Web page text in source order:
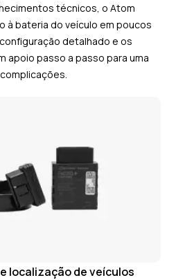
técnicos, o Atom
à bateria do veículo em poucos
detalhado e os
apoio passo a passo para uma
localização de veículos